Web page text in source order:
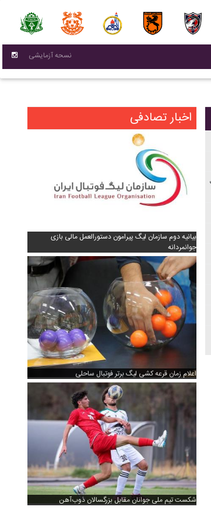
نسحه آزمایشی
اخبار تصادفی
بیانیه دوم سازمان لیگ پیرامون دستورالعمل مالی بازی
جوانمردانه
اعلام زمان قرعه کشی لیگ برتر فوتبال ساحلی
شکست تیم ملی جوانان مقابل بزرگسالان ذوب‌آهن